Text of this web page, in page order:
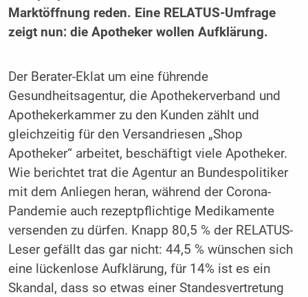
Marktöffnung reden. Eine RELATUS-Umfrage
zeigt nun: die Apotheker wollen Aufklärung.
Der Berater-Eklat um eine führende
Gesundheitsagentur, die Apothekerverband und
Apothekerkammer zu den Kunden zählt und
gleichzeitig für den Versandriesen „Shop
Apotheker“ arbeitet, beschäftigt viele Apotheker.
Wie berichtet trat die Agentur an Bundespolitiker
mit dem Anliegen heran, während der Corona-
Pandemie auch rezeptpflichtige Medikamente
versenden zu dürfen. Knapp 80,5 % der RELATUS-
Leser gefällt das gar nicht: 44,5 % wünschen sich
eine lückenlose Aufklärung, für 14% ist es ein
Skandal, dass so etwas einer Standesvertretung